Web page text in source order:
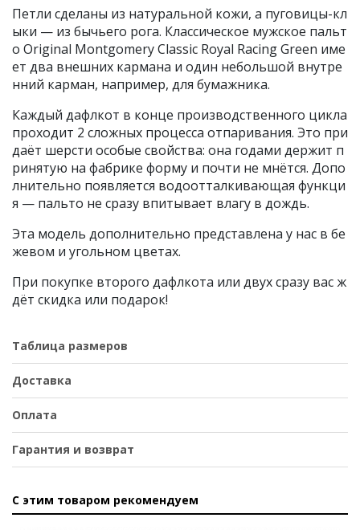
Петли сделаны из натуральной кожи, а пуговицы-кл
ыки — из бычьего рога. Классическое мужское пальт
о Original Montgomery Classic Royal Racing Green име
ет два внешних кармана и один небольшой внутре
нний карман, например, для бумажника.
Каждый дафлкот в конце производственного цикла
проходит 2 сложных процесса отпаривания. Это при
даёт шерсти особые свойства: она годами держит п
ринятую на фабрике форму и почти не мнётся. Допо
лнительно появляется водоотталкивающая функци
я — пальто не сразу впитывает влагу в дождь.
Эта модель дополнительно представлена у нас в бе
жевом и угольном цветах.
При покупке второго дафлкота или двух сразу вас ж
дёт скидка или подарок!
Таблица размеров
Доставка
Оплата
Гарантия и возврат
С этим товаром рекомендуем